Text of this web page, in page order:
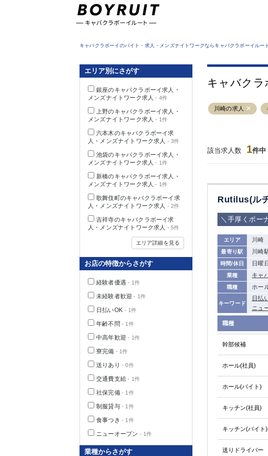
キャバクラボーイのバイト・求人・メンズナイトワークならキャバクラボーイルート
キャバクラ
川崎の求人
該当求人数 1件中
Rutilus(ル
＼手厚くボー
エリア 川崎
最寄り駅 川崎
時間/休日 日曜
業種 キャ
職種 ホー
キーワード
日払
ニュ
職種
幹部候補
ホール(社員)
ホール(バイト)
キッチン(社員)
キッチン(バイト)
送りドライバー
エリア別にさがす
銀座のキャバクラボーイ求人・
メンズナイトワーク求人 - 4件
上野のキャバクラボーイ求人・
メンズナイトワーク求人 - 1件
六本木のキャバクラボーイ求
人・メンズナイトワーク求人 - 3件
池袋のキャバクラボーイ求人・
メンズナイトワーク求人 - 1件
新橋のキャバクラボーイ求人・
メンズナイトワーク求人 - 1件
歌舞伎町のキャバクラボーイ求
人・メンズナイトワーク求人 - 2件
吉祥寺のキャバクラボーイ求
人・メンズナイトワーク求人 - 5件
エリア詳細を見る
お店の特徴からさがす
経験者優遇 - 1件
未経験者歓迎 - 1件
日払いOK - 1件
年齢不問 - 1件
中高年歓迎 - 1件
寮完備 - 1件
送りあり - 0件
交通費支給 - 1件
社保完備- 1件
制服貸与- 1件
食事つき - 1件
ニューオープン - 1件
業種からさがす
東京都 銀座
立川
大山
ひばりヶ
の好立地
①歌舞伎
新宿
①東武
成増・
大山 ②
下赤塚
関内
小田原
茅ヶ崎
大宮
南浦和